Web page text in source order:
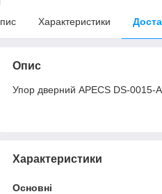
Характеристики
Опис
Упор дверний APECS DS-0015-
Характеристики
Основні